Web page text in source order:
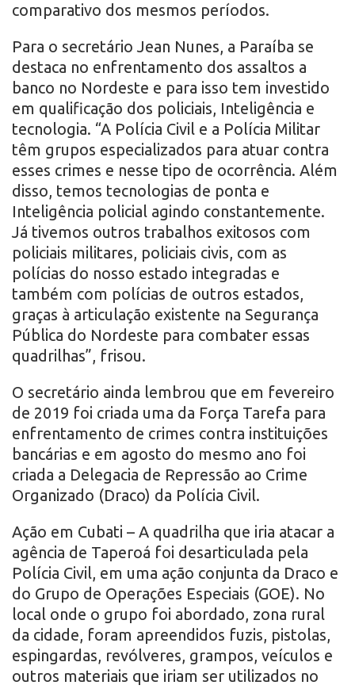
comparativo dos mesmos períodos.
Para o secretário Jean Nunes, a Paraíba se
destaca no enfrentamento dos assaltos a
banco no Nordeste e para isso tem investido
em qualificação dos policiais, Inteligência e
tecnologia. “A Polícia Civil e a Polícia Militar
têm grupos especializados para atuar contra
esses crimes e nesse tipo de ocorrência. Além
disso, temos tecnologias de ponta e
Inteligência policial agindo constantemente.
Já tivemos outros trabalhos exitosos com
policiais militares, policiais civis, com as
polícias do nosso estado integradas e
também com polícias de outros estados,
graças à articulação existente na Segurança
Pública do Nordeste para combater essas
quadrilhas”, frisou.
O secretário ainda lembrou que em fevereiro
de 2019 foi criada uma da Força Tarefa para
enfrentamento de crimes contra instituições
bancárias e em agosto do mesmo ano foi
criada a Delegacia de Repressão ao Crime
Organizado (Draco) da Polícia Civil.
Ação em Cubati – A quadrilha que iria atacar a
agência de Taperoá foi desarticulada pela
Polícia Civil, em uma ação conjunta da Draco e
do Grupo de Operações Especiais (GOE). No
local onde o grupo foi abordado, zona rural
da cidade, foram apreendidos fuzis, pistolas,
espingardas, revólveres, grampos, veículos e
outros materiais que iriam ser utilizados no